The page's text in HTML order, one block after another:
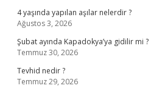
4 yaşında yapılan aşılar nelerdir ?
Ağustos 3, 2026
Şubat ayında Kapadokya’ya gidilir mi ?
Temmuz 30, 2026
Tevhid nedir ?
Temmuz 29, 2026